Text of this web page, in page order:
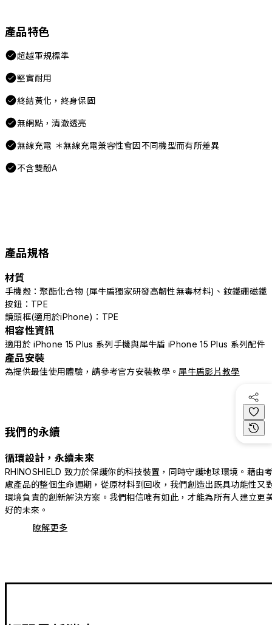
產品特色
超越軍規標準
堅實耐用
終結黃化，終身保固
無網點，清澈透亮
無線充電 ＊無線充電兼容性會因不同機型而有所差異
不含雙酚A
產品規格
材質
手機殼：聚酯化合物 (犀牛盾獨家研發高韌性無毒材料)、釹鐵硼磁鐵
按鈕：TPE
鏡頭框(適用於iPhone)：TPE
相容性資訊
適用於 iPhone 15 Plus 系列手機與犀牛盾 iPhone 15 Plus 系列配件
產品安裝
為提供最佳使用體驗，請參考官方安裝教學。 犀牛盾影片教學
我們的永續
循環設計，永續未來
RHINOSHIELD 致力於保護你的科技裝置，同時守護地球環境。藉由
慮產品的整個生命週期，從原材料到回收，我們創造出既具功能性又
環境負責的創新解決方案。我們相信唯有如此，才能為所有人建立更
好的未來。
瞭解更多